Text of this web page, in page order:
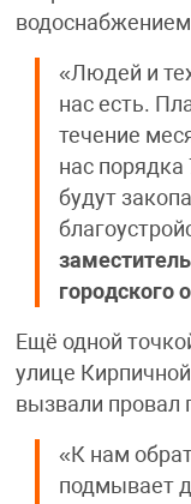
«Людей и
нас есть.
течение
нас
будут
городского
Ещё одной
улице
вызвали провал
«К нам
подмывает